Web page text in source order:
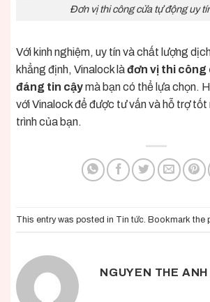
Đơn vị thi công cửa tự động uy
Với kinh nghiệm, uy tín và chất lượng
khẳng định, Vinalock làđơn vị thi công
đáng tin cậymà bạn có thể lựa chọn.
vớiVinalockđể được tư vấn và hỗ trợ tốt
trình của bạn.
This entry was posted in Tin tức . Bookmark the
NGUYEN THE ANH